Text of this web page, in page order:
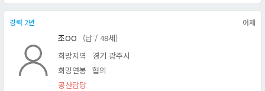
경력 2년 어제
조OO
(남 / 48세)
희망지역
경기 광주시
희망연봉 협의
공산담당